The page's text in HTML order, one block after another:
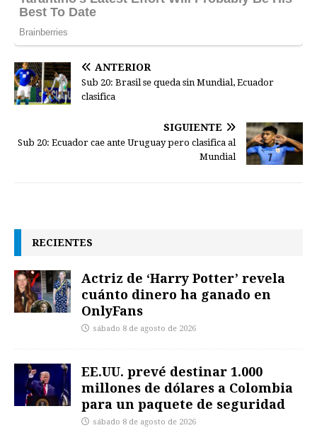
ANTERIOR
Sub 20: Brasil se queda sin Mundial, Ecuador
clasifica
SIGUIENTE
Sub 20: Ecuador cae ante Uruguay pero clasifica al
Mundial
RECIENTES
Actriz de ‘Harry Potter’ revela
cuánto dinero ha ganado en
OnlyFans
sábado 8 de agosto de 2026
EE.UU. prevé destinar 1.000
millones de dólares a Colombia
para un paquete de seguridad
sábado 8 de agosto de 2026